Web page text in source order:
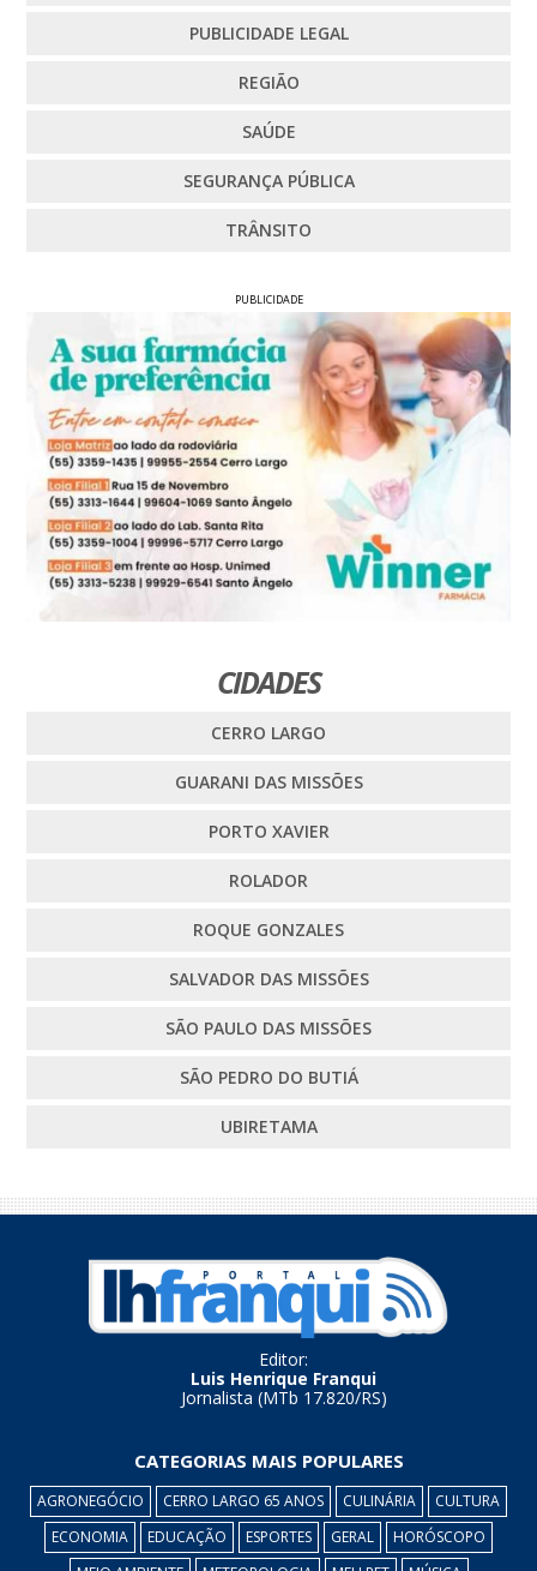
PUBLICIDADE LEGAL
REGIÃO
SAÚDE
SEGURANÇA PÚBLICA
TRÂNSITO
PUBLICIDADE
CIDADES
CERRO LARGO
GUARANI DAS MISSÕES
PORTO XAVIER
ROLADOR
ROQUE GONZALES
SALVADOR DAS MISSÕES
SÃO PAULO DAS MISSÕES
SÃO PEDRO DO BUTIÁ
UBIRETAMA
Editor:
Luis Henrique Franqui
Jornalista (MTb 17.820/RS)
CATEGORIAS MAIS POPULARES
AGRONEGÓCIO CERRO LARGO 65 ANOS CULINÁRIA
CULTURA
ECONOMIA
EDUCAÇÃO ESPORTES GERAL
HORÓSCOPO